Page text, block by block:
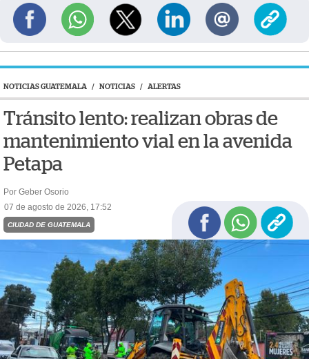
NOTICIAS GUATEMALA / NOTICIAS / ALERTAS
Tránsito lento: realizan obras de
mantenimiento vial en la avenida
Petapa
Por Geber Osorio
07 de agosto de 2026, 17:52
CIUDAD DE GUATEMALA